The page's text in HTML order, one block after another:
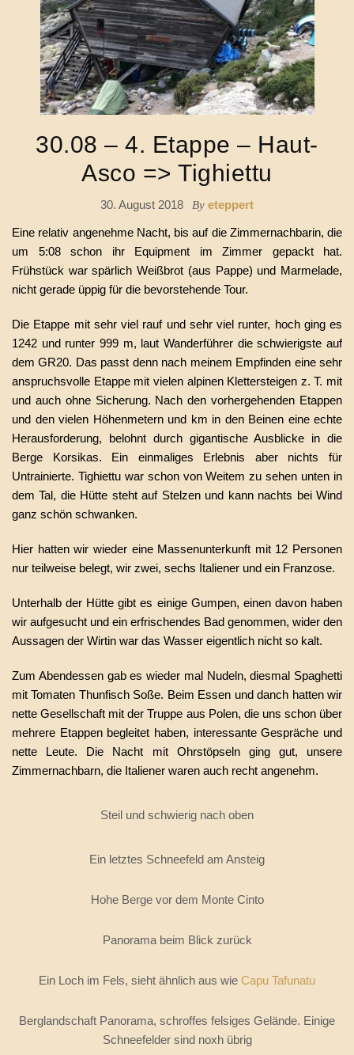
30.08 – 4. Etappe – Haut-
Asco => Tighiettu
30. August 2018 By eteppert
Eine relativ angenehme Nacht, bis auf die Zimmernachbarin, die
um 5:08 schon ihr Equipment im Zimmer gepackt hat.
Frühstück war spärlich Weißbrot (aus Pappe) und Marmelade,
nicht gerade üppig für die bevorstehende Tour.
Die Etappe mit sehr viel rauf und sehr viel runter, hoch ging es
1242 und runter 999 m, laut Wanderführer die schwierigste auf
dem GR20. Das passt denn nach meinem Empfinden eine sehr
anspruchsvolle Etappe mit vielen alpinen Klettersteigen z. T. mit
und auch ohne Sicherung. Nach den vorhergehenden Etappen
und den vielen Höhenmetern und km in den Beinen eine echte
Herausforderung, belohnt durch gigantische Ausblicke in die
Berge Korsikas. Ein einmaliges Erlebnis aber nichts für
Untrainierte. Tighiettu war schon von Weitem zu sehen unten in
dem Tal, die Hütte steht auf Stelzen und kann nachts bei Wind
ganz schön schwanken.
Hier hatten wir wieder eine Massenunterkunft mit 12 Personen
nur teilweise belegt, wir zwei, sechs Italiener und ein Franzose.
Unterhalb der Hütte gibt es einige Gumpen, einen davon haben
wir aufgesucht und ein erfrischendes Bad genommen, wider den
Aussagen der Wirtin war das Wasser eigentlich nicht so kalt.
Zum Abendessen gab es wieder mal Nudeln, diesmal Spaghetti
mit Tomaten Thunfisch Soße. Beim Essen und danch hatten wir
nette Gesellschaft mit der Truppe aus Polen, die uns schon über
mehrere Etappen begleitet haben, interessante Gespräche und
nette Leute. Die Nacht mit Ohrstöpseln ging gut, unsere
Zimmernachbarn, die Italiener waren auch recht angenehm.
Steil und schwierig nach oben
Ein letztes Schneefeld am Ansteig
Hohe Berge vor dem Monte Cinto
Panorama beim Blick zurück
Ein Loch im Fels, sieht ähnlich aus wie Capu Tafunatu
Berglandschaft Panorama, schroffes felsiges Gelände. Einige
Schneefelder sind noxh übrig